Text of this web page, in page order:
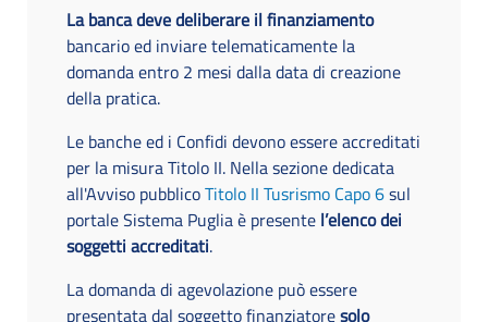
La banca deve deliberare il finanziamento
bancario ed inviare telematicamente la
domanda entro 2 mesi dalla data di creazione
della pratica.
Le banche ed i Confidi devono essere accreditati
per la misura Titolo II. Nella sezione dedicata
all'Avviso pubblicoTitolo II Tusrismo Capo 6sul
portale Sistema Puglia è presente l’elenco dei
soggetti accreditati.
La domanda di agevolazione può essere
presentata dal soggetto finanziatoresolo